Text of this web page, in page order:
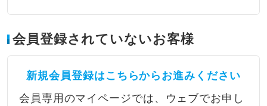
会員登録されていないお客様
新規会員登録はこちらからお進みください
会員専用のマイページでは、ウェブでお申し